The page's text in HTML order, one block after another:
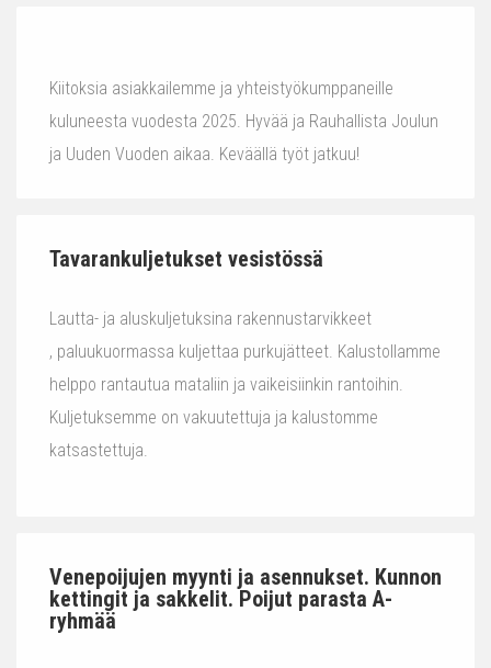
Kiitoksia asiakkailemme ja yhteistyökumppaneille
kuluneesta vuodesta 2025. Hyvää ja Rauhallista Joulun
ja Uuden Vuoden aikaa. Keväällä työt jatkuu!
Tavarankuljetukset vesistössä
Lautta- ja aluskuljetuksina rakennustarvikkeet
, paluukuormassa kuljettaa purkujätteet. Kalustollamme
helppo rantautua mataliin ja vaikeisiinkin rantoihin.
Kuljetuksemme on vakuutettuja ja kalustomme
katsastettuja.
Venepoijujen myynti ja asennukset. Kunnon
kettingit ja sakkelit. Poijut parasta A-
ryhmää